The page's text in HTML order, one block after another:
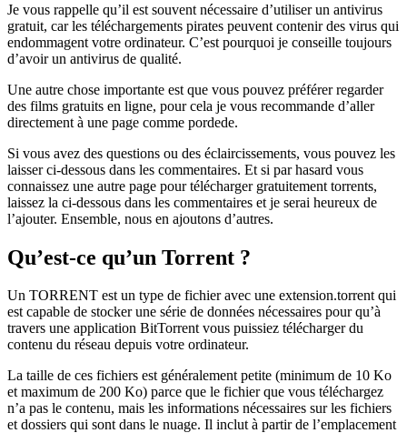
Je vous rappelle qu’il est souvent nécessaire d’utiliser un antivirus
gratuit, car les téléchargements pirates peuvent contenir des virus qui
endommagent votre ordinateur. C’est pourquoi je conseille toujours
d’avoir un antivirus de qualité.
Une autre chose importante est que vous pouvez préférer regarder
des films gratuits en ligne, pour cela je vous recommande d’aller
directement à une page comme pordede.
Si vous avez des questions ou des éclaircissements, vous pouvez les
laisser ci-dessous dans les commentaires. Et si par hasard vous
connaissez une autre page pour télécharger gratuitement torrents,
laissez la ci-dessous dans les commentaires et je serai heureux de
l’ajouter. Ensemble, nous en ajoutons d’autres.
Qu’est-ce qu’un Torrent ?
Un TORRENT est un type de fichier avec une extension.torrent qui
est capable de stocker une série de données nécessaires pour qu’à
travers une application BitTorrent vous puissiez télécharger du
contenu du réseau depuis votre ordinateur.
La taille de ces fichiers est généralement petite (minimum de 10 Ko
et maximum de 200 Ko) parce que le fichier que vous téléchargez
n’a pas le contenu, mais les informations nécessaires sur les fichiers
et dossiers qui sont dans le nuage. Il inclut à partir de l’emplacement